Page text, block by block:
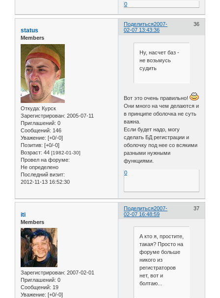
0
Поделиться 36
2007-
02-07 13:43:36
status
Members
Откуда: Курск
Зарегистрирован: 2005-07-11
Приглашений: 0
Сообщений: 146
Уважение: [+0/-0]
Позитив: [+0/-0]
Возраст: 44 [1982-01-30]
Провел на форуме:
Не определено
Последний визит:
2012-11-13 16:52:30
Ну, насчет баз -
не возьмусь
судить
Вот это очень правильно!
Они много на чем делаются и
в принципе оболочка не суть
важна.
Если будет надо, могу
сделать БД регистрации и
оболочку под нее со всякими
разными нужными
функциями.
0
Поделиться 37
2007-
02-07 16:48:59
iti
Members
Зарегистрирован: 2007-02-01
Приглашений: 0
Сообщений: 19
Уважение: [+0/-0]
А кто я, простите,
такая? Просто на
форуме больше
никого из
регистраторов
нет, вот и
болтаю...